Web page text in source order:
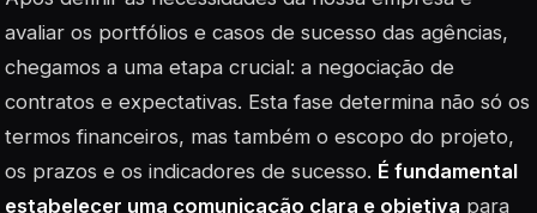
avaliar os portfólios e casos de sucesso das agências,
chegamos a uma etapa crucial: a negociação de
contratos e expectativas. Esta fase determina não só os
termos financeiros, mas também o escopo do projeto,
os prazos e os indicadores de sucesso. É fundamental
estabelecer uma comunicação clara e objetiva para